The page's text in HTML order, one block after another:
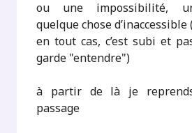
ou une impossibilité,
quelque chose
en tout cas, c’est subi et
garde "entendre")
à partir de là je
passage